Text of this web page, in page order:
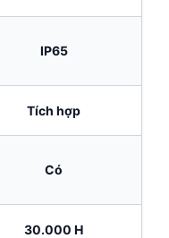
IP65
Tích hợp
Có
30.000 H